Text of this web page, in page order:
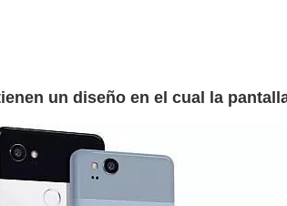
un diseño en el cual la